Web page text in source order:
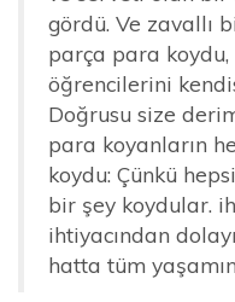
gördü. Ve zavallı
parça para
öğrencilerini
Doğrusu size
para koyanların
koydu: Çünkü
bir şey koydular.
ihtiyacından
hatta tüm